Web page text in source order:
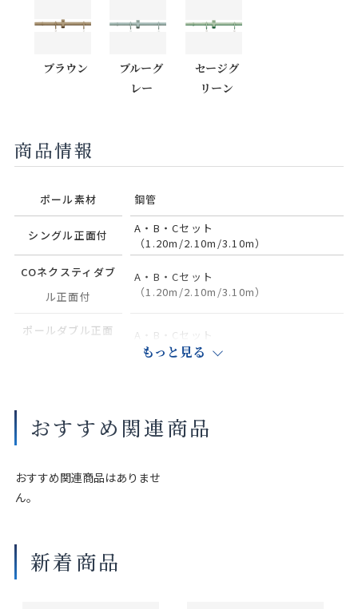
ブラウン
ブルーグ
レー
セージグ
リーン
商品情報
ポール素材 鋼管
シングル正面付
A・B・Cセット
（1.20m/2.10m/3.10m）
COネクスティダブ
ル正面付
A・B・Cセット
（1.20m/2.10m/3.10m）
ポールダブル正面
A・B・Cセット
（1.20m/2.10m/3.10m）
セット
商品の詳細に関しましては、上部のデジタルカタログをご確認くださ
い。
す。
画像は撮影環境やご覧いただく画面によって色味や印象が異なる場合
もっと見る
おすすめ関連商品
おすすめ関連商品はありませ
ん。
新着商品